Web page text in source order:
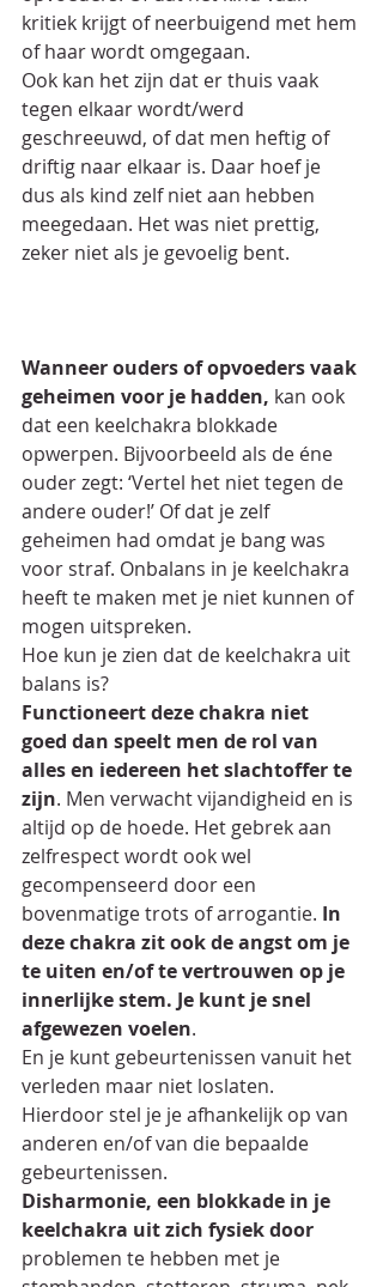
kritiek krijgt of neerbuigend met hem
of haar wordt omgegaan.
Ook kan het zijn dat er thuis vaak
tegen elkaar wordt/werd
geschreeuwd, of dat men heftig of
driftig naar elkaar is. Daar hoef je
dus als kind zelf niet aan hebben
meegedaan. Het was niet prettig,
zeker niet als je gevoelig bent.
Wanneer ouders of opvoeders vaak
geheimen voor je hadden, kan ook
dat een keelchakra blokkade
opwerpen. Bijvoorbeeld als de éne
ouder zegt: ‘Vertel het niet tegen de
andere ouder!’ Of dat je zelf
geheimen had omdat je bang was
voor straf. Onbalans in je keelchakra
heeft te maken met je niet kunnen of
mogen uitspreken.
Hoe kun je zien dat de keelchakra uit
balans is?
Functioneert deze chakra niet
goed dan speelt men de rol van
alles en iedereen het slachtoffer te
zijn. Men verwacht vijandigheid en is
altijd op de hoede. Het gebrek aan
zelfrespect wordt ook wel
gecompenseerd door een
bovenmatige trots of arrogantie. In
deze chakra zit ook de angst om je
te uiten en/of te vertrouwen op je
innerlijke stem. Je kunt je snel
afgewezen voelen.
En je kunt gebeurtenissen vanuit het
verleden maar niet loslaten.
Hierdoor stel je je afhankelijk op van
anderen en/of van die bepaalde
gebeurtenissen.
Disharmonie, een blokkade in je
keelchakra uit zich fysiek door
problemen te hebben met je